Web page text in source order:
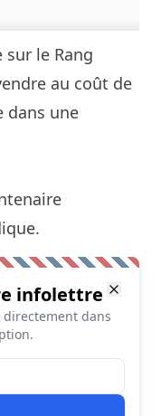
le Rang
au coût de
dans une
infolettre
directement dans